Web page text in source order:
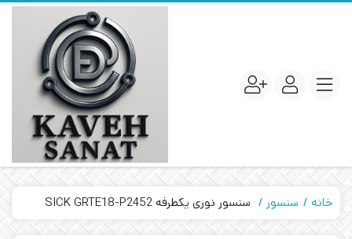
خانه سنسور سنسور نوری یکطرفه SICK GRTE18-P2452